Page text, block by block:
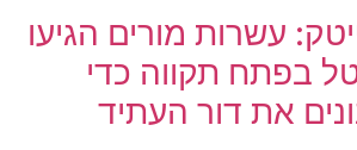
עשרות מורים הגיעו
בפתח תקווה כדי
את דור העתיד